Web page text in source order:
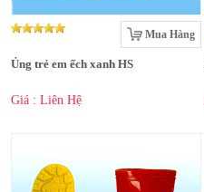
Mua Hàng
Ủng trẻ em ếch xanh HS
Giá : Liên Hệ